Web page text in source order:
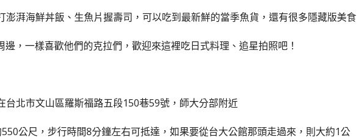
澎湃海鮮丼飯、生魚片握壽司，可以吃到最新鮮的當季魚貨，還有很多隱藏版美食
，一樣喜歡他們的克拉們，歡迎來這裡吃日式料理、追星拍照吧！
台北市文山區羅斯福路五段150巷59號，師大分部附近
公尺，步行時間8分鐘左右可抵達，如果要從台大公館那頭走過來，則大約1公